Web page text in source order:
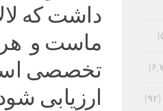
داشت که
ماست و هر
تخصصی
ارزیابی
(۹۲)